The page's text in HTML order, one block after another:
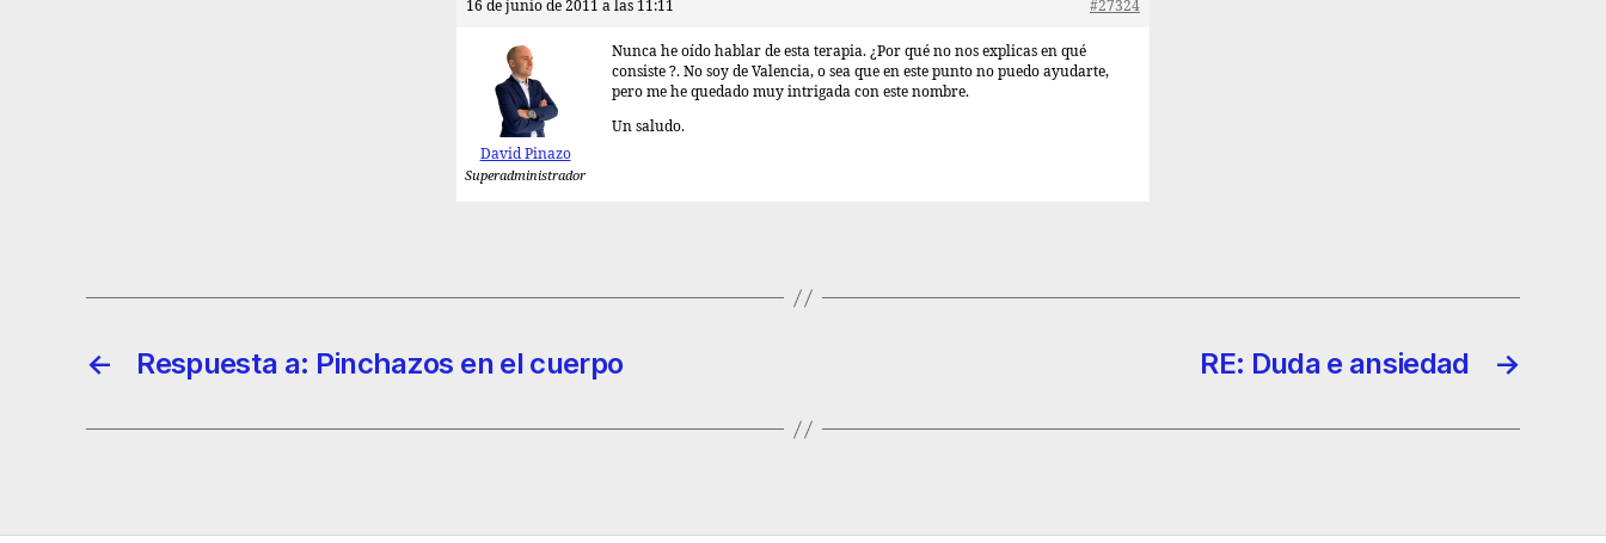
16 de junio de 2011 a las 11:11 #27324
David Pinazo
Superadministrador
Nunca he oído hablar de esta terapia. ¿Por qué no nos explicas en qué
consiste ?. No soy de Valencia, o sea que en este punto no puedo ayudarte,
pero me he quedado muy intrigada con este nombre.
Un saludo.
← Respuesta a: Pinchazos en el cuerpo →
RE: Duda e ansiedad